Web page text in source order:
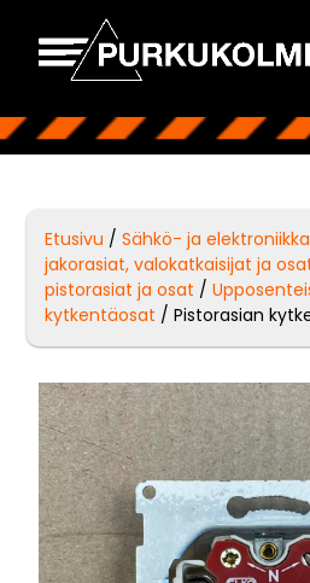
Etusivu /Sähkö- ja elektroniikka
jakorasiat, valokatkaisijat ja
pistorasiat ja osat /
kytkentäosat / Pistorasian